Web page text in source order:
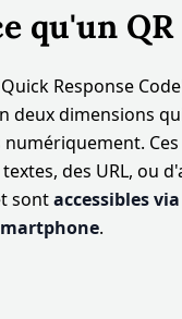
qu'un QR
Response
deux dimensions
des URL, ou
sontaccessibles
.